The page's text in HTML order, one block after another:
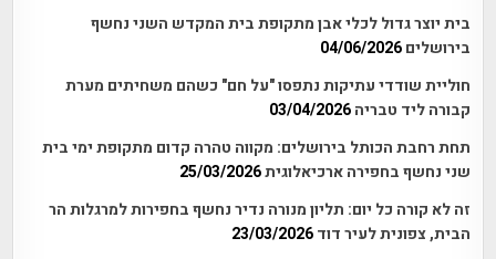
בית יוצר גדול לכלי אבן מתקופת בית המקדש השני נחשף
בירושלים 04/06/2026
חוליית שודדי עתיקות נתפסו "על חם" כשהם משחיתים מערת
קבורה ליד טבריה 03/04/2026
תחת רחבת הכותל בירושלים: מקווה טהרה קדום מתקופת ימי בית
שני נחשף בחפירה ארכיאלוגית25/03/2026
זה לא קורה כל יום: תליון מנורה נדיר נחשף בחפירות למרגלות הר
הבית, צפונית לעיר דוד 23/03/2026